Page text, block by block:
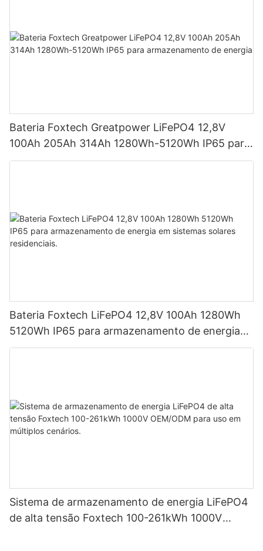
Bateria Foxtech Greatpower LiFePO4 12,8V
100Ah 205Ah 314Ah 1280Wh-5120Wh IP65 para
armazenamento de energia
Bateria Foxtech LiFePO4 12,8V 100Ah 1280Wh
5120Wh IP65 para armazenamento de energia
em sistemas solares residenciais.
Sistema de armazenamento de energia LiFePO4
de alta tensão Foxtech 100-261kWh 1000V